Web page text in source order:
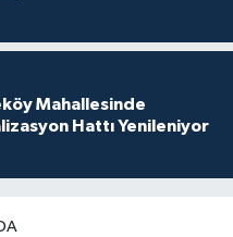
Mahallesinde
Hattı Yenileniyor